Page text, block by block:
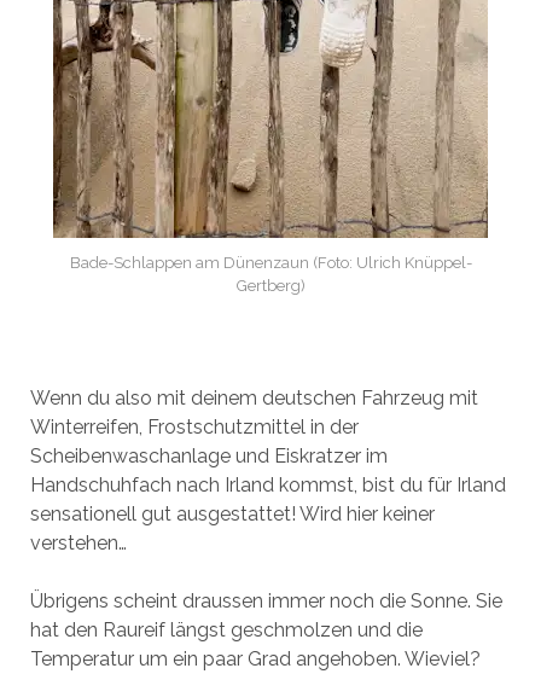
Bade-Schlappen am Dünenzaun (Foto: Ulrich Knüppel-
Gertberg)
Wenn du also mit deinem deutschen Fahrzeug mit
Winterreifen, Frostschutzmittel in der
Scheibenwaschanlage und Eiskratzer im
Handschuhfach nach Irland kommst, bist du für Irland
sensationell gut ausgestattet! Wird hier keiner
verstehen…
Übrigens scheint draussen immer noch die Sonne. Sie
hat den Raureif längst geschmolzen und die
Temperatur um ein paar Grad angehoben. Wieviel?